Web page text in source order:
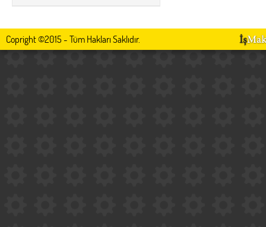
Copright ©2015 - Tüm Hakları Saklıdır.